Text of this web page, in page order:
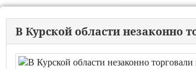
В Курской области незаконно